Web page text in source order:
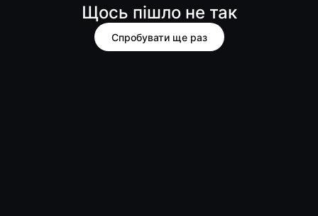
Щось пішло не так
Спробувати ще раз